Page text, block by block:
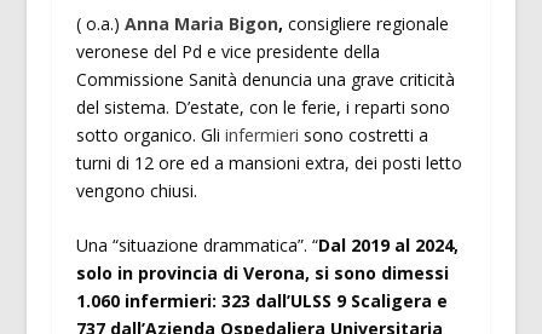
( o.a.) Anna Maria Bigon, consigliere regionale
veronese del Pd e vice presidente della
Commissione Sanità denuncia una grave criticità
del sistema. D’estate, con le ferie, i reparti sono
sotto organico. Gli infermieri sono costretti a
turni di 12 ore ed a mansioni extra, dei posti letto
vengono chiusi.
Una “situazione drammatica”. “Dal 2019 al 2024,
solo in provincia di Verona, si sono dimessi
1.060 infermieri: 323 dall’ULSS 9 Scaligera e
737 dall’Azienda Ospedaliera Universitaria